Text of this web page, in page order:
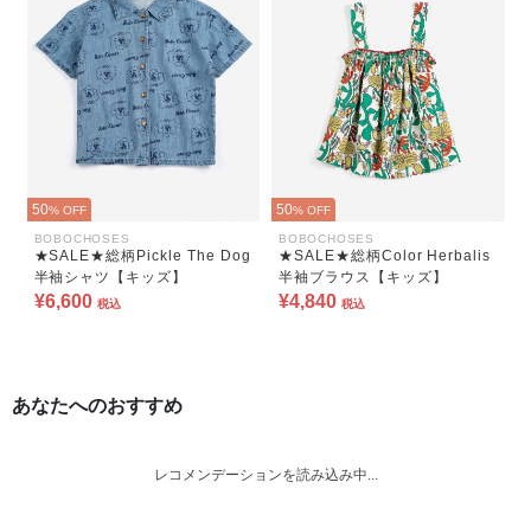
50% OFF
BOBOCHOSES
★SALE★総柄Pickle The Dog
半袖シャツ【キッズ】
¥6,600 税込
50% OFF
BOBOCHOSES
★SALE★総柄Color Herbalis
半袖ブラウス【キッズ】
¥4,840 税込
あなたへのおすすめ
レコメンデーションを読み込み中...